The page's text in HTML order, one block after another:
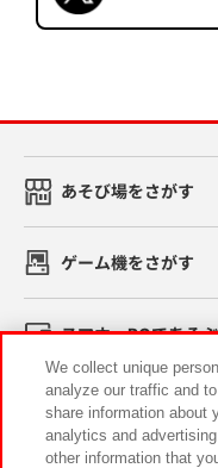
あそび場をさがす
ゲーム機をさがす
スマホ・PCであそぶ
イベント・キャンペ
We collect unique
analyze our traffic and
share information about
analytics and
other information that